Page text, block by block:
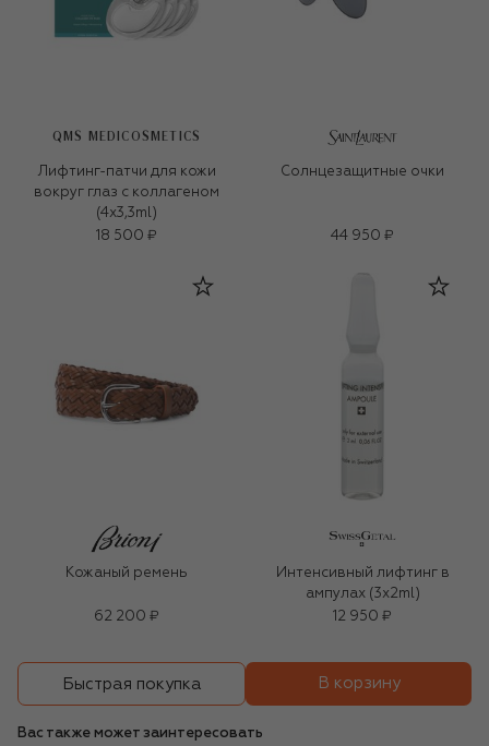
QMS MEDICOSMETICS
Лифтинг-патчи для кожи
вокруг глаз с коллагеном
(4x3,3ml)
18 500 ₽
Солнцезащитные очки
44 950 ₽
Кожаный ремень
62 200 ₽
Интенсивный лифтинг в
ампулах (3x2ml)
12 950 ₽
Быстрая покупка В корзину
Вас также может заинтересовать